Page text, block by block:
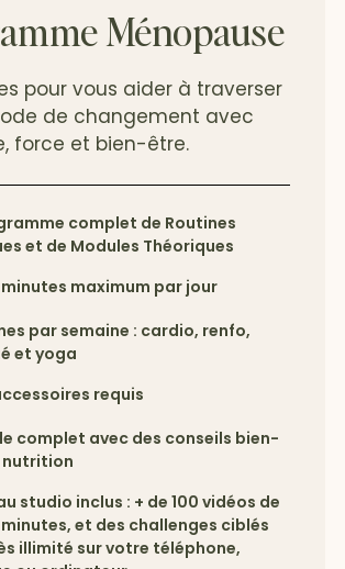
Ménopause
pour vous aider à traverser
de changement avec
force et bien-être.
complet de Routines
et de Modules Théoriques
minutes maximum par jour
par semaine : cardio, renfo,
et yoga
requis
complet avec des conseils bien-
studio inclus : + de 100 vidéos de
minutes, et des challenges ciblés
illimité sur votre téléphone,